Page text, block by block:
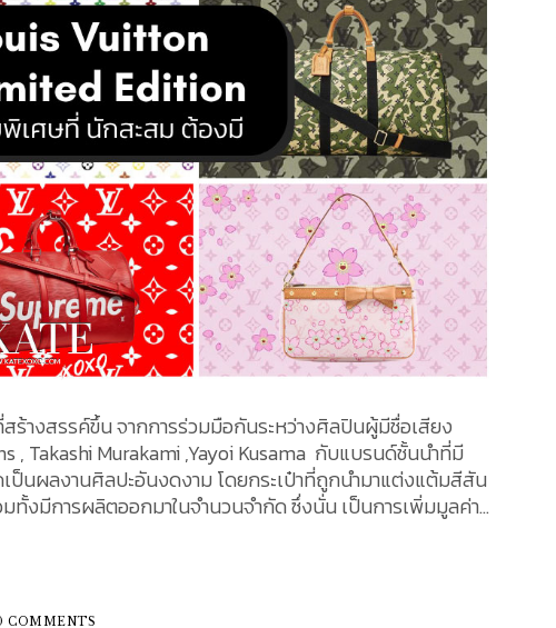
างสรรค์ขึ้น จากการร่วมมือกันระหว่างศิลปินผู้มีชื่อเสียง
, Takashi Murakami ,Yayoi Kusama กับแบรนด์ชั้นนำที่มี
ป็นผลงานศิลปะอันงดงาม โดยกระเป๋าที่ถูกนำมาแต่งแต้มสีสัน
ทั้งมีการผลิตออกมาในจำนวนจำกัด ซึ่งนั่น เป็นการเพิ่มมูลค่า
งดี โดยกระเป๋าเหล่านี้ ถือครองมูลค่าการขายปลีกในตลาดซื้อ
ตอบแทนดียิ่งขึ้นหากกระเป๋าอยู่ในสภาพดีเยี่ยม สำหรับ
ปรียบเสมือนดังตำนาน ซึ่งยังคงเป็นที่กล่าวขานและตามหาของ
COMMENTS